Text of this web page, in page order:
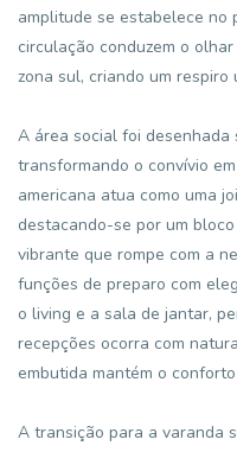
amplitude se estabelece no
circulação conduzem o
zona sul, criando um respiro
A área social foi
transformando o convívio
americana atua como uma
destacando-se por um
vibrante que rompe com a
funções de preparo com
o living e a sala de jantar,
recepções ocorra com
embutida mantém o
A transição para a varanda